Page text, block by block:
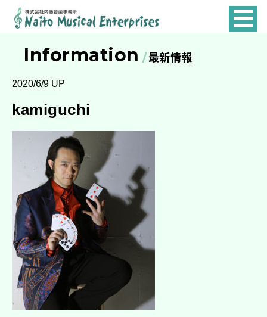
MUSICAL
ENTERPRISES
Information 最新情報
2020/6/9 UP
kamiguchi